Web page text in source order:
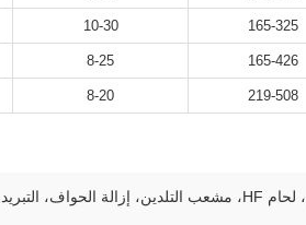
165-325
10-30
165-426
8-25
219-508
8-20